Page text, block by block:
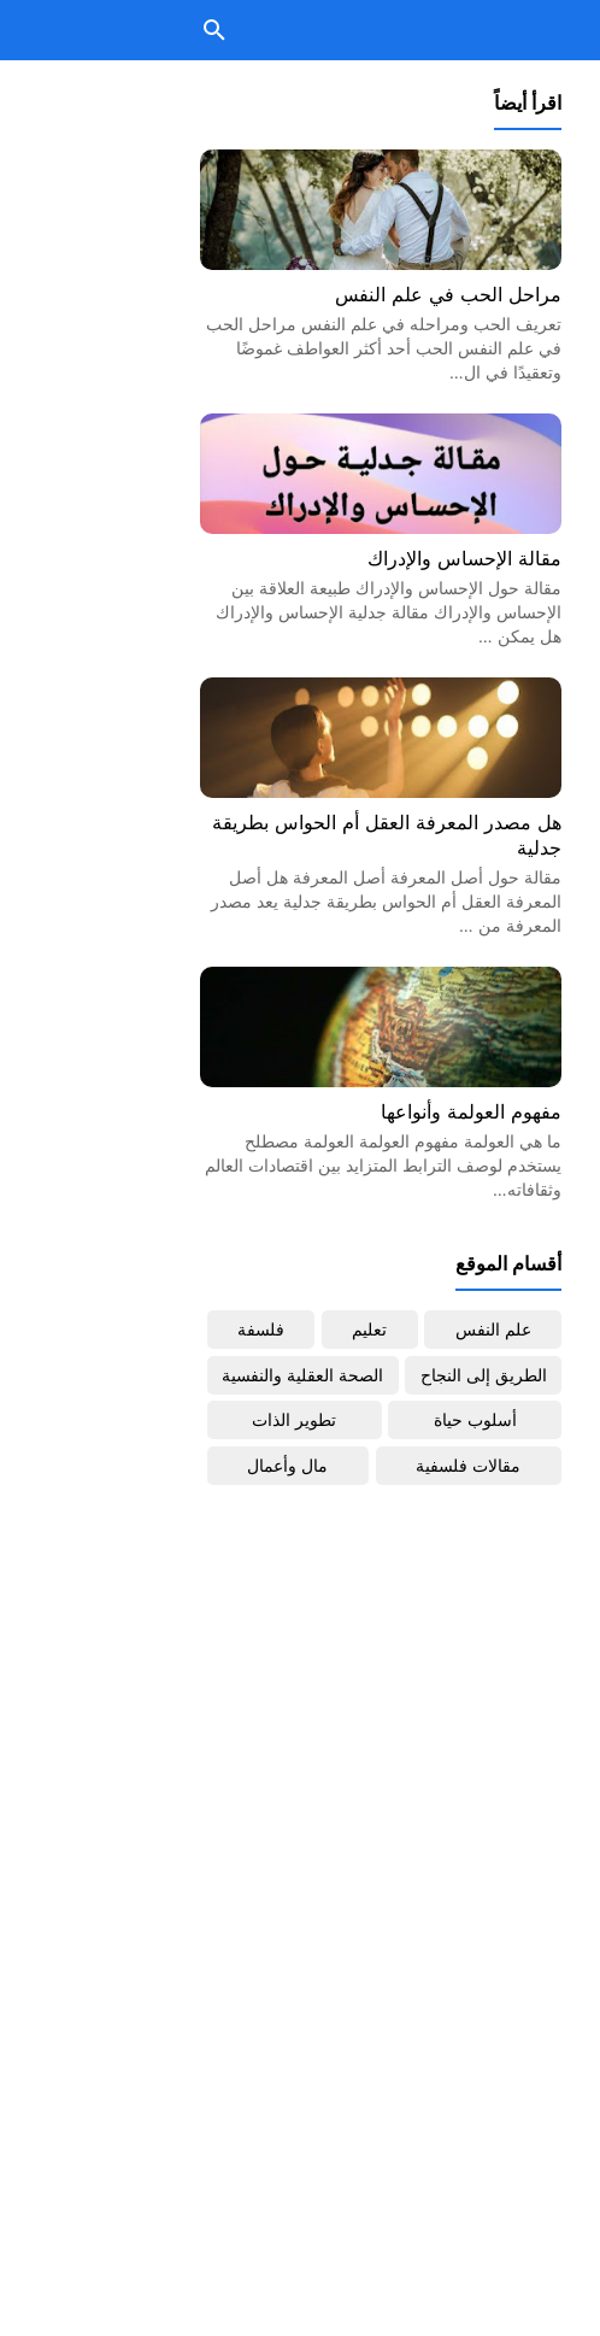
اقرأ أيضاً
مراحل الحب في علم النفس
تعريف الحب ومراحله في علم النفس مراحل الحب
في علم النفس الحب أحد أكثر العواطف غموضًا
وتعقيدًا في ال…
مقالة الإحساس والإدراك
مقالة حول الإحساس والإدراك طبيعة العلاقة بين
الإحساس والإدراك مقالة جدلية الإحساس والإدراك
هل يمكن …
هل مصدر المعرفة العقل أم الحواس بطريقة
جدلية
مقالة حول أصل المعرفة أصل المعرفة هل أصل
المعرفة العقل أم الحواس بطريقة جدلية يعد مصدر
المعرفة من …
مفهوم العولمة وأنواعها
ما هي العولمة مفهوم العولمة العولمة مصطلح
يستخدم لوصف الترابط المتزايد بين اقتصادات العالم
وثقافاته…
أقسام الموقع
علم النفس تعليم فلسفة
الطريق إلى النجاح الصحة العقلية والنفسية
أسلوب حياة تطوير الذات
مقالات فلسفية مال وأعمال